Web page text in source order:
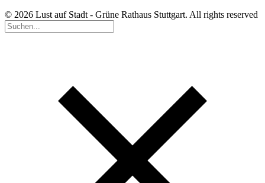
© 2026 Lust auf Stadt - Grüne Rathaus Stuttgart. All rights reserved